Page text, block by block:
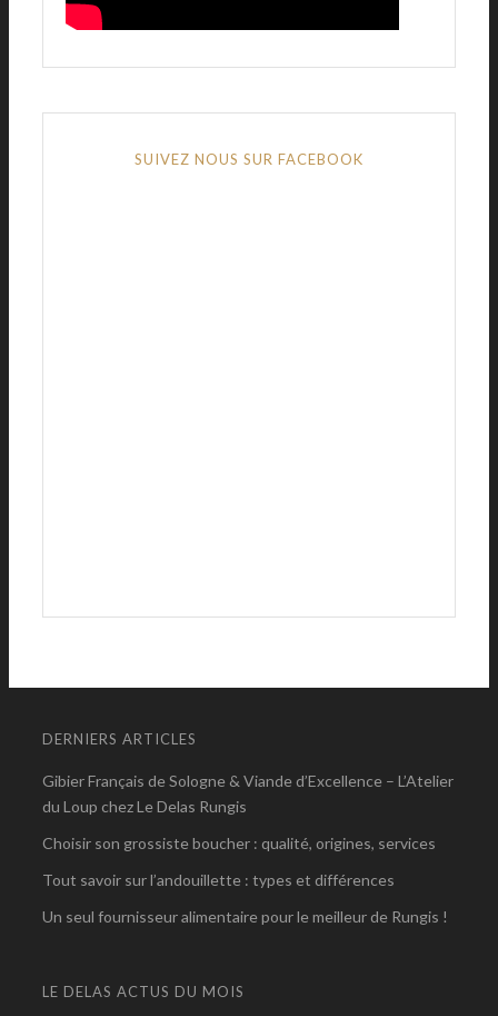
SUIVEZ NOUS SUR FACEBOOK
DERNIERS ARTICLES
Gibier Français de Sologne & Viande d’Excellence – L’Atelier
du Loup chez Le Delas Rungis
Choisir son grossiste boucher : qualité, origines, services
Tout savoir sur l’andouillette : types et différences
Un seul fournisseur alimentaire pour le meilleur de Rungis !
LE DELAS ACTUS DU MOIS